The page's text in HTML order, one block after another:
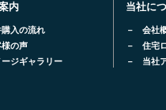
内
購入の流れ
様の声
ージギャラリー
当社に
会社
住宅
当社